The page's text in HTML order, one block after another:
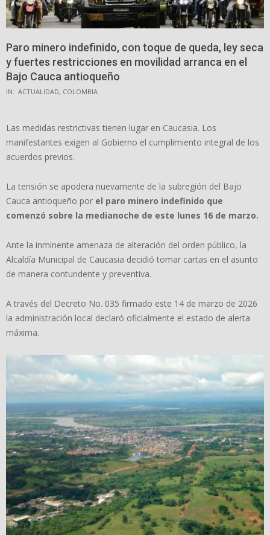
Paro minero indefinido, con toque de queda, ley seca
y fuertes restricciones en movilidad arranca en el
Bajo Cauca antioqueño
IN: ACTUALIDAD, COLOMBIA
Las medidas restrictivas tienen lugar en Caucasia. Los
manifestantes exigen al Gobierno el cumplimiento integral de los
acuerdos previos.
La tensión se apodera nuevamente de la subregión del Bajo
Cauca antioqueño por el paro minero indefinido que
comenzó sobre la medianoche de este lunes 16 de marzo.
Ante la inminente amenaza de alteración del orden público, la
Alcaldía Municipal de Caucasia decidió tomar cartas en el asunto
de manera contundente y preventiva.
A través del Decreto No. 035 firmado este 14 de marzo de 2026
la administración local declaró oficialmente el estado de alerta
máxima.